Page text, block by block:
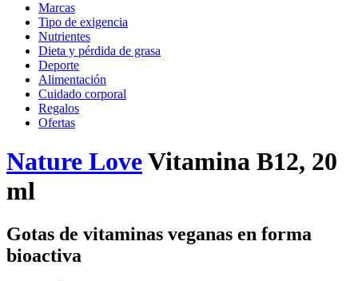
Marcas
Tipo de exigencia
Nutrientes
Dieta y pérdida de grasa
Deporte
Alimentación
Cuidado corporal
Regalos
Ofertas
Nature LoveVitamina B12, 20
ml
Gotas de vitaminas veganas en forma
bioactiva